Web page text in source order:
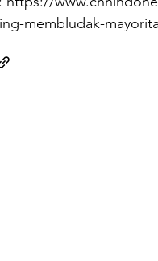
membludak-